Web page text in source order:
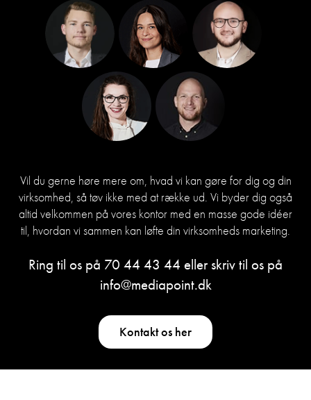
Vil du gerne høre mere om, hvad vi kan gøre for dig og din
virksomhed, så tøv ikke med at række ud. Vi byder dig også
altid velkommen på vores kontor med en masse gode idéer
til, hvordan vi sammen kan løfte din virksomheds marketing.
Ring til os på 70 44 43 44 eller skriv til os på
info@mediapoint.dk
Kontakt os her